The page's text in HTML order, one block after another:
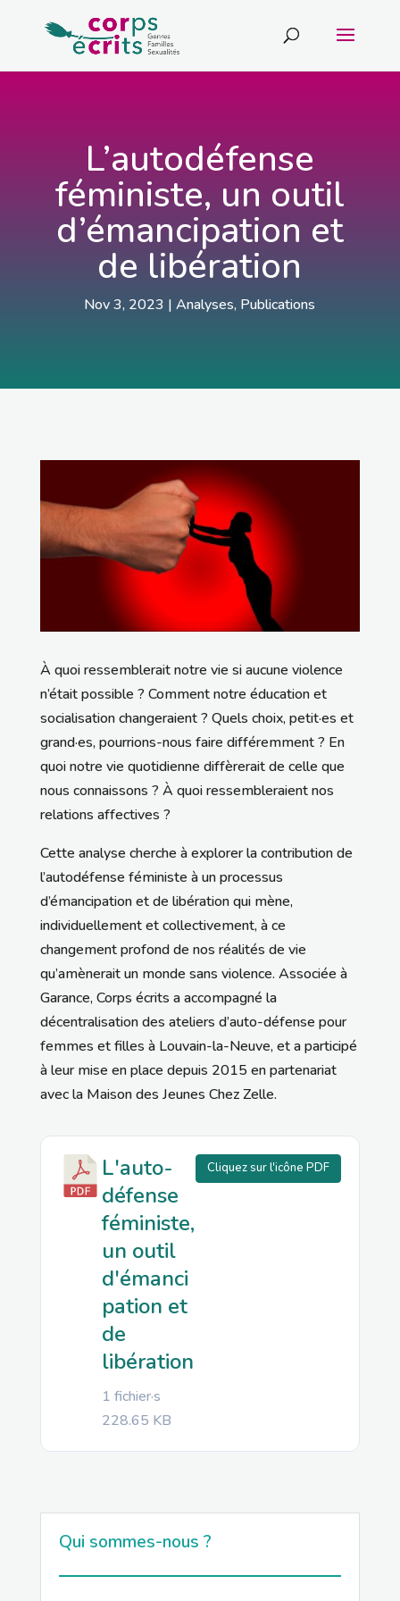
L’autodéfense
féministe, un outil
d’émancipation et
de libération
Nov 3, 2023 |Analyses, Publications
À quoi ressemblerait notre vie si aucune violence
n’était possible ? Comment notre éducation et
socialisation changeraient ? Quels choix, petit·es et
grand·es, pourrions-nous faire différemment ? En
quoi notre vie quotidienne diffèrerait de celle que
nous connaissons ? À quoi ressembleraient nos
relations affectives ?
Cette analyse cherche à explorer la contribution de
l’autodéfense féministe à un processus
d’émancipation et de libération qui mène,
individuellement et collectivement, à ce
changement profond de nos réalités de vie
qu’amènerait un monde sans violence. Associée à
Garance, Corps écrits a accompagné la
décentralisation des ateliers d’auto-défense pour
femmes et filles à Louvain-la-Neuve, et a participé
à leur mise en place depuis 2015 en partenariat
avec la Maison des Jeunes Chez Zelle.
L'auto-
défense
féministe,
un outil
d'émanci
pation et
de
libération
1 fichier·s
228.65 KB
Cliquez sur l'icône PDF
Qui sommes-nous ?